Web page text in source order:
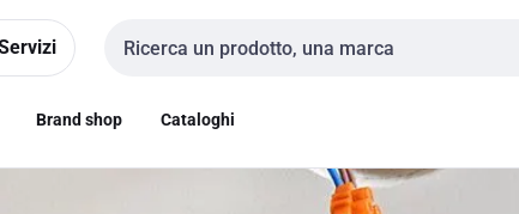
Cerca input
Brand shop Cataloghi